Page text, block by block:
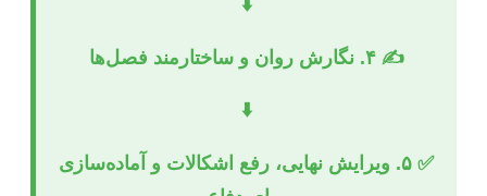
✍️ ۴. نگارش روان و ساختارمند فصل‌ها
✅ ۵. ویرایش نهایی، رفع اشکالات و آماده‌سازی